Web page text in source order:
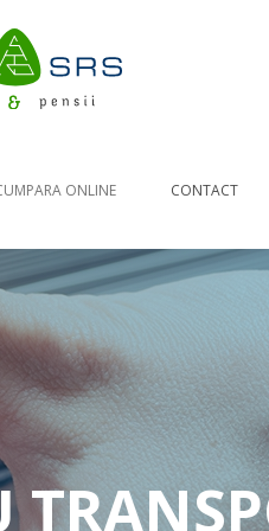
RASPUNDERI CIVILE
Generale
ONLINE
ASIGURARE DE CALATORIE
CONTACT